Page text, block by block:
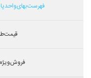
فهرست بهای واحد
قیمت
فروش ویژه